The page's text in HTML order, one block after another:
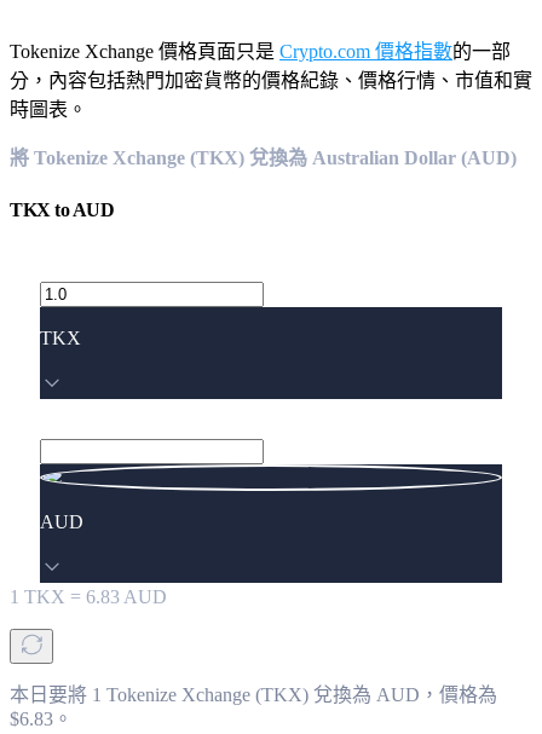
Tokenize Xchange 價格頁面只是 Crypto.com 價格指數的一部
分，內容包括熱門加密貨幣的價格紀錄、價格行情、市值和實
時圖表。
將 Tokenize Xchange (TKX) 兌換為 Australian Dollar (AUD)
TKX toAUD
TKX
AUD
1 TKX = 6.83 AUD
本日要將 1 Tokenize Xchange (TKX) 兌換為 AUD，價格為
$6.83。